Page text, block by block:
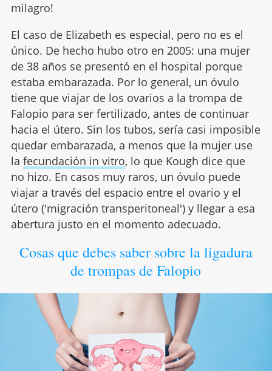
milagro!
El caso de Elizabeth es especial, pero no es el
único. De hecho hubo otro en 2005: una mujer
de 38 años se presentó en el hospital porque
estaba embarazada. Por lo general, un óvulo
tiene que viajar de los ovarios a la trompa de
Falopio para ser fertilizado, antes de continuar
hacia el útero. Sin los tubos, sería casi imposible
quedar embarazada, a menos que la mujer use
la fecundación in vitro, lo que Kough dice que
no hizo. En casos muy raros, un óvulo puede
viajar a través del espacio entre el ovario y el
útero ('migración transperitoneal') y llegar a esa
abertura justo en el momento adecuado.
Cosas que debes saber sobre la ligadura
de trompas de Falopio